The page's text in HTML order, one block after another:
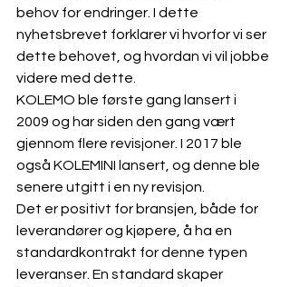
behov for endringer. I dette
nyhetsbrevet forklarer vi hvorfor vi ser
dette behovet, og hvordan vi vil jobbe
videre med dette.
KOLEMO ble første gang lansert i
2009 og har siden den gang vært
gjennom flere revisjoner. I 2017 ble
også KOLEMINI lansert, og denne ble
senere utgitt i en ny revisjon.
Det er positivt for bransjen, både for
leverandører og kjøpere, å ha en
standardkontrakt for denne typen
leveranser. En standard skaper